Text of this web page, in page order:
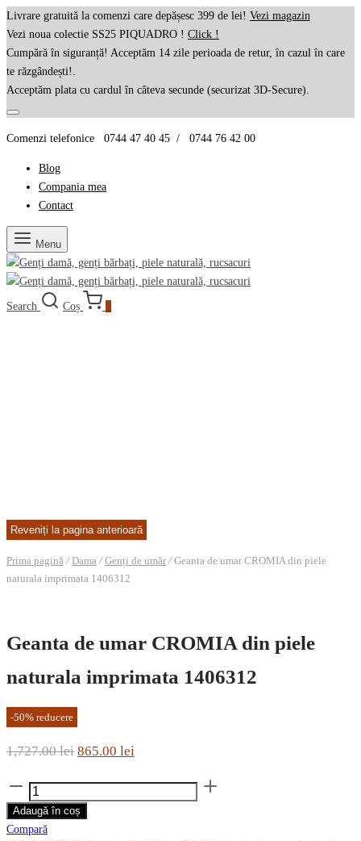
Livrare gratuită la comenzi care depășesc 399 de lei! Vezi magazin
Vezi noua colectie SS25 PIQUADRO ! Click !
Cumpără în siguranță! Acceptăm 14 zile perioada de retur, în cazul în care
te răzgândești!.
Acceptăm plata cu cardul în câteva secunde (securizat 3D-Secure).
Comenzi telefonice 0744 47 40 45 / 0744 76 42 00
Blog
Compania mea
Contact
Menu
Search Coș
Prima pagină / Dama / Genți de umăr /Geanta de umar CROMIA din piele
naturala imprimata 1406312
Geanta de umar CROMIA din piele
naturala imprimata 1406312
-50% reducere
1,727.00lei Prețul
fost:
865.00 lei
Cantitate
Geanta
de
Adaugă în coș
Compară